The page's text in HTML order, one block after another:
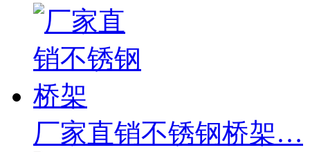
厂家直销不锈钢桥架…